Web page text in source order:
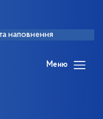
наповнення
Меню